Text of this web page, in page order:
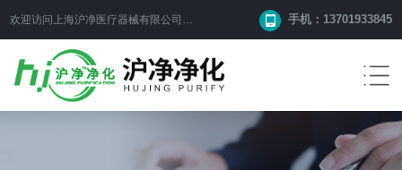
欢迎访问上海沪净医疗器械有限公司网站！ 手机：13701933845